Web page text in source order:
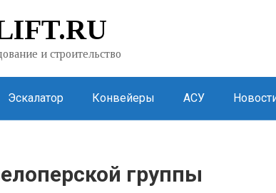
и строительство
Эскалатор Конвейеры АСУ
группы